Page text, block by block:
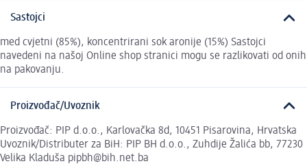
Sastojci
med cvjetni (85%), koncentrirani sok aronije (15%) Sastojci
navedeni na našoj Online shop stranici mogu se razlikovati od onih
na pakovanju.
Proizvođač/Uvoznik
Proizvođač: PIP d.o.o., Karlovačka 8d, 10451 Pisarovina, Hrvatska
Uvoznik/Distributer za BiH: PIP BH d.o.o., Zuhdije Žalića bb, 77230
Velika Kladuša pipbh@bih.net.ba